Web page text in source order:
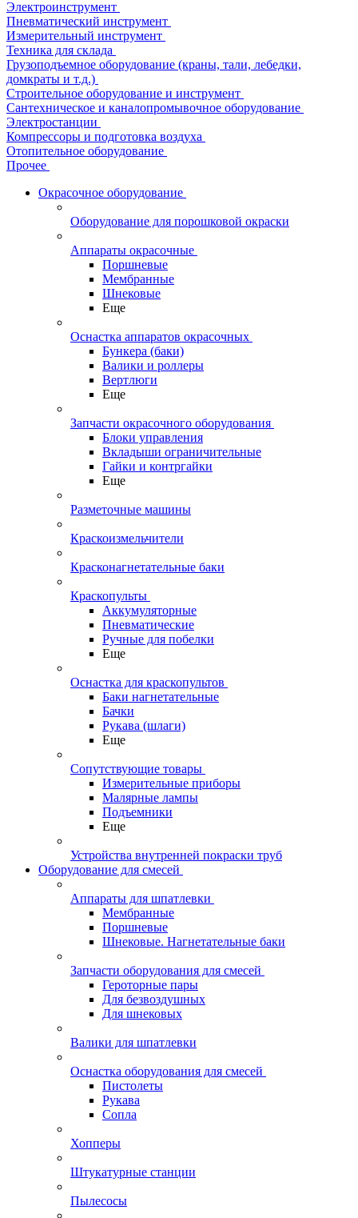
Электроинструмент
Пневматический инструмент
Измерительный инструмент
Техника для склада
Грузоподъемное оборудование (краны, тали, лебедки,
домкраты и т.д.)
Строительное оборудование и инструмент
Сантехническое и каналопромывочное оборудование
Электростанции
Компрессоры и подготовка воздуха
Отопительное оборудование
Прочее
Окрасочное оборудование
Оборудование для порошковой окраски
Аппараты окрасочные
Поршневые
Мембранные
Шнековые
Еще
Оснастка аппаратов окрасочных
Бункера (баки)
Валики и роллеры
Вертлюги
Еще
Запчасти окрасочного оборудования
Блоки управления
Вкладыши ограничительные
Гайки и контргайки
Еще
Разметочные машины
Краскоизмельчители
Красконагнетательные баки
Краскопульты
Аккумуляторные
Пневматические
Ручные для побелки
Еще
Оснастка для краскопультов
Баки нагнетательные
Бачки
Рукава (шлаги)
Еще
Сопутствующие товары
Измерительные приборы
Малярные лампы
Подъемники
Еще
Устройства внутренней покраски труб
Оборудование для смесей
Аппараты для шпатлевки
Мембранные
Поршневые
Шнековые. Нагнетательные баки
Запчасти оборудования для смесей
Героторные пары
Для безвоздушных
Для шнековых
Валики для шпатлевки
Оснастка оборудования для смесей
Пистолеты
Рукава
Сопла
Хопперы
Штукатурные станции
Пылесосы